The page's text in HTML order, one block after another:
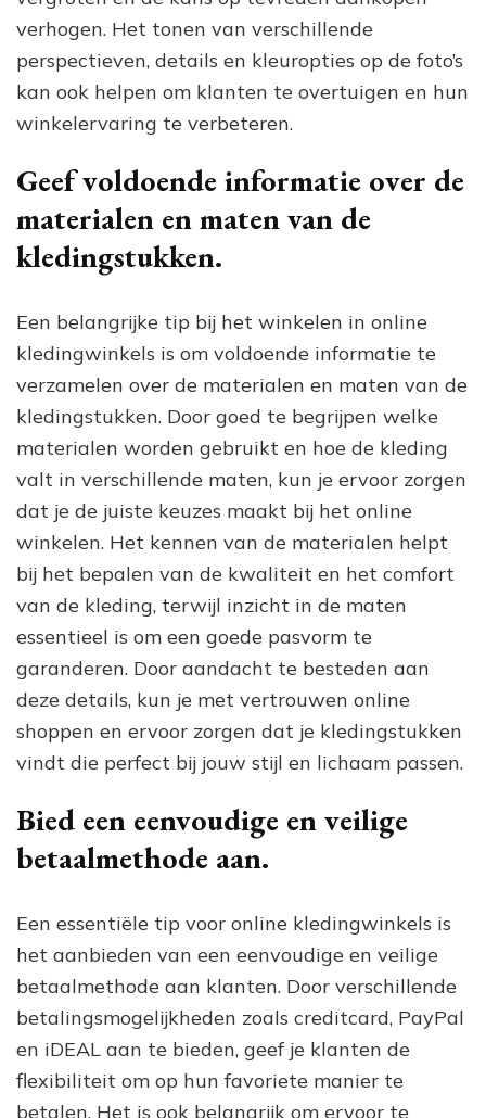
verhogen. Het tonen van verschillende
perspectieven, details en kleuropties op de foto’s
kan ook helpen om klanten te overtuigen en hun
winkelervaring te verbeteren.
Geef voldoende informatie over de
materialen en maten van de
kledingstukken.
Een belangrijke tip bij het winkelen in online
kledingwinkels is om voldoende informatie te
verzamelen over de materialen en maten van de
kledingstukken. Door goed te begrijpen welke
materialen worden gebruikt en hoe de kleding
valt in verschillende maten, kun je ervoor zorgen
dat je de juiste keuzes maakt bij het online
winkelen. Het kennen van de materialen helpt
bij het bepalen van de kwaliteit en het comfort
van de kleding, terwijl inzicht in de maten
essentieel is om een goede pasvorm te
garanderen. Door aandacht te besteden aan
deze details, kun je met vertrouwen online
shoppen en ervoor zorgen dat je kledingstukken
vindt die perfect bij jouw stijl en lichaam passen.
Bied een eenvoudige en veilige
betaalmethode aan.
Een essentiële tip voor online kledingwinkels is
het aanbieden van een eenvoudige en veilige
betaalmethode aan klanten. Door verschillende
betalingsmogelijkheden zoals creditcard, PayPal
en iDEAL aan te bieden, geef je klanten de
flexibiliteit om op hun favoriete manier te
betalen. Het is ook belangrijk om ervoor te